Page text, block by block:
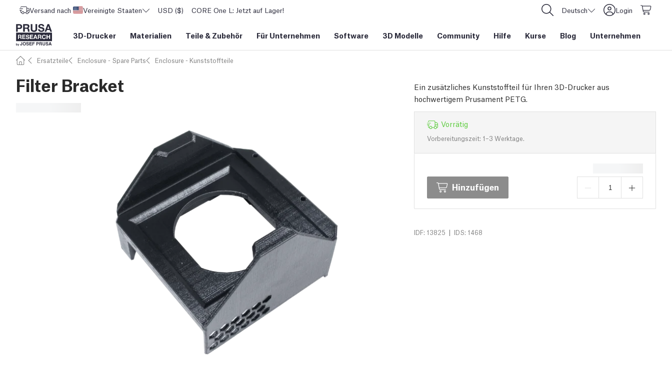
Versand nach Vereinigte Staaten USD ($) CORE One L: Jetzt auf Lager! Deutsch Login
3D-Drucker Materialien Teile & Zubehör Für Unternehmen Software 3D Modelle Community Hilfe Kurse Blog Unternehmen
Ersatzteile Enclosure - Spare Parts Enclosure - Kunststoffteile
Filter Bracket
Ein zusätzliches Kunststoffteil für Ihren 3D-Drucker aus
hochwertigem Prusament PETG.
Vorrätig
Vorbereitungszeit: 1–3 Werktage.
Hinzufügen
IDF: 13825 | IDS: 1468